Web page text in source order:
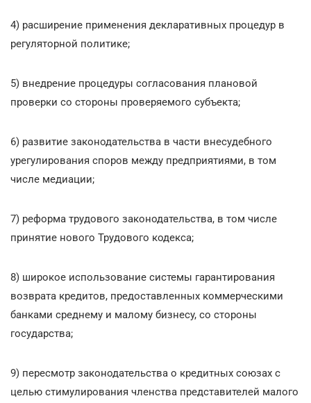
4) расширение применения декларативных процедур в
регуляторной политике;
5) внедрение процедуры согласования плановой
проверки со стороны проверяемого субъекта;
6) развитие законодательства в части внесудебного
урегулирования споров между предприятиями, в том
числе медиации;
7) реформа трудового законодательства, в том числе
принятие нового Трудового кодекса;
8) широкое использование системы гарантирования
возврата кредитов, предоставленных коммерческими
банками среднему и малому бизнесу, со стороны
государства;
9) пересмотр законодательства о кредитных союзах с
целью стимулирования членства представителей малого